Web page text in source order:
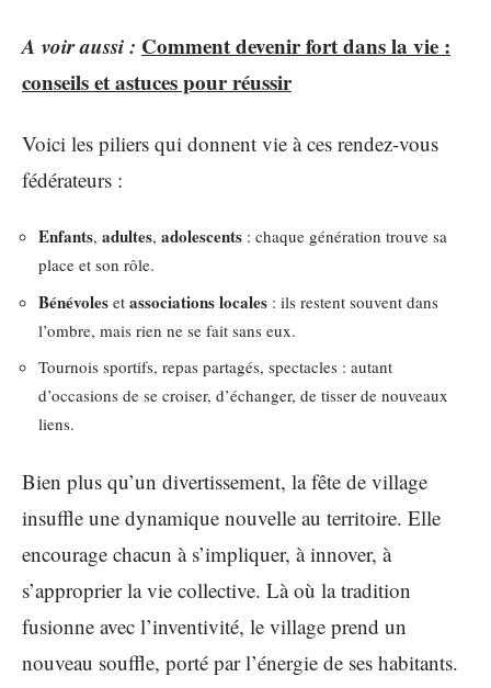
A voir aussi : Comment devenir fort dans la vie :
conseils et astuces pour réussir
Voici les piliers qui donnent vie à ces rendez-vous
fédérateurs :
Enfants, adultes, adolescents : chaque génération trouve sa
place et son rôle.
Bénévoles et associations locales : ils restent souvent dans
l’ombre, mais rien ne se fait sans eux.
Tournois sportifs, repas partagés, spectacles : autant
d’occasions de se croiser, d’échanger, de tisser de nouveaux
liens.
Bien plus qu’un divertissement, la fête de village
insuffle une dynamique nouvelle au territoire. Elle
encourage chacun à s’impliquer, à innover, à
s’approprier la vie collective. Là où la tradition
fusionne avec l’inventivité, le village prend un
nouveau souffle, porté par l’énergie de ses habitants.